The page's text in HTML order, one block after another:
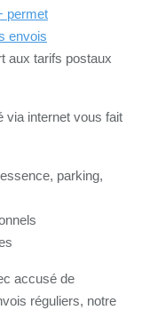
permet
envois
aux tarifs postaux
via internet vous fait
parking,
accusé de
réguliers, notre